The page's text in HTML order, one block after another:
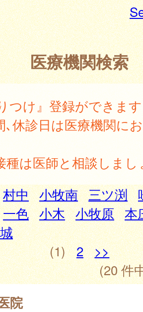
医療機関検索
つけ』登録ができま
､休診日は医療機関に
種は医師と相談しまし
村中 小牧南 三ツ渕
一色 小木 小牧原 本
(1)
2
>>
(20 件
院